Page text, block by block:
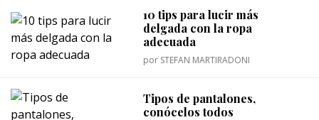
10 tips para lucir más
delgada con la ropa
adecuada
por STEFAN MARTIRADONI
Tipos de pantalones,
conócelos todos